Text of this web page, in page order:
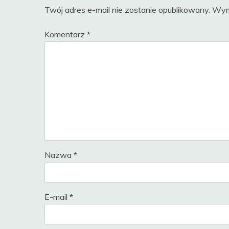
Twój adres e-mail nie zostanie opublikowany.
Komentarz *
Nazwa *
E-mail *